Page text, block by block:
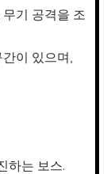
기 공격을 조
이 있으며,
하는 보스.